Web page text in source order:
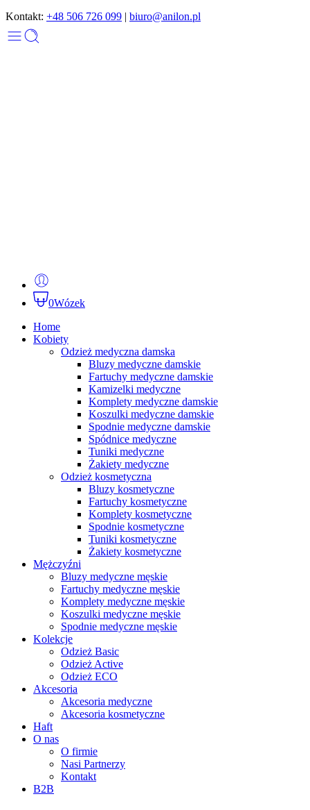
Kontakt: +48 506 726 099 | biuro@anilon.pl
0Wózek
Home
Kobiety
Odzież medyczna damska
Bluzy medyczne damskie
Fartuchy medyczne damskie
Kamizelki medyczne
Komplety medyczne damskie
Koszulki medyczne damskie
Spodnie medyczne damskie
Spódnice medyczne
Tuniki medyczne
Żakiety medyczne
Odzież kosmetyczna
Bluzy kosmetyczne
Fartuchy kosmetyczne
Komplety kosmetyczne
Spodnie kosmetyczne
Tuniki kosmetyczne
Żakiety kosmetyczne
Mężczyźni
Bluzy medyczne męskie
Fartuchy medyczne męskie
Komplety medyczne męskie
Koszulki medyczne męskie
Spodnie medyczne męskie
Kolekcje
Odzież Basic
Odzież Active
Odzież ECO
Akcesoria
Akcesoria medyczne
Akcesoria kosmetyczne
Haft
O nas
O firmie
Nasi Partnerzy
Kontakt
B2B